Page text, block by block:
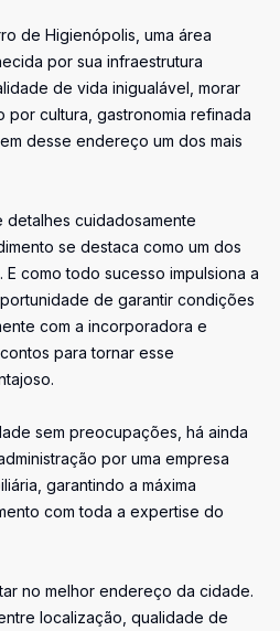
de Higienópolis, uma área
por sua infraestrutura
de vida inigualável, morar
por cultura, gastronomia refinada
desse endereço um dos mais
cuidadosamente
se destaca como um dos
como todo sucesso impulsiona a
de garantir condições
com a incorporadora e
para tornar esse
sem preocupações, há ainda
por uma empresa
garantindo a máxima
com toda a expertise do
no melhor endereço da cidade.
localização, qualidade de